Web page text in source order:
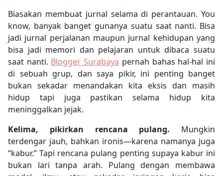
Biasakan membuat jurnal selama di perantauan. You
know, banyak banget gunanya suatu saat nanti. Bisa
jadi jurnal perjalanan maupun jurnal kehidupan yang
bisa jadi memori dan pelajaran untuk dibaca suatu
saat nanti. Blogger Surabaya pernah bahas hal-hal ini
di sebuah grup, dan saya pikir, ini penting banget
bukan sekadar menandakan kita eksis dan masih
hidup tapi juga pastikan selama hidup kita
meninggalkan jejak.
Kelima, pikirkan rencana pulang. Mungkin
terdengar jauh, bahkan ironis—karena namanya juga
“kabur.” Tapi rencana pulang penting supaya kabur ini
bukan lari tanpa arah. Pulang dengan membawa